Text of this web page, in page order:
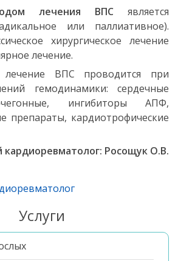
лечения ВПС является
или паллиативное).
хирургическое лечение
лечение.
лечение ВПС проводится при
гемодинамики: сердечные
ингибиторы АПФ,
препараты, кардиотрофические
кардиоревматолог: Росощук О.В.
Услуги